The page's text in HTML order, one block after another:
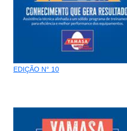
EDIÇÃO N° 10